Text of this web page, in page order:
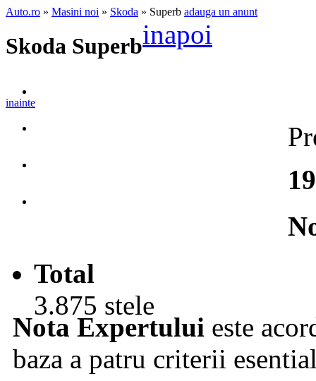
Auto.ro » Masini noi » Skoda » Superb adauga un anunt
Skoda Superbinapoi
inainte
Total
3.875 stele
Nota Expertului este
baza a patru criterii